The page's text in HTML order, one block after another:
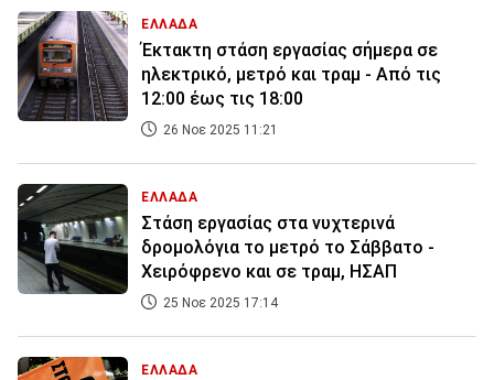
ΕΛΛΑΔΑ
Έκτακτη στάση εργασίας σήμερα σε
ηλεκτρικό, μετρό και τραμ - Από τις
12:00 έως τις 18:00
26 Νοε 2025 11:21
ΕΛΛΑΔΑ
Στάση εργασίας στα νυχτερινά
δρομολόγια το μετρό το Σάββατο -
Χειρόφρενο και σε τραμ, ΗΣΑΠ
25 Νοε 2025 17:14
ΕΛΛΑΔΑ